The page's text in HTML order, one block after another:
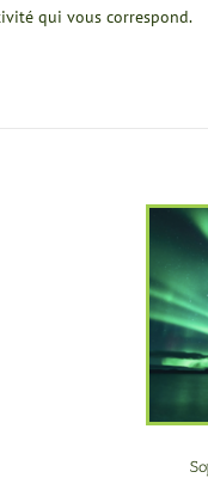
qui vous correspond.